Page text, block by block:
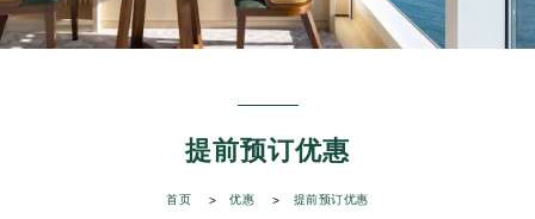
提前预订优惠
首页 优惠 提前预订优惠